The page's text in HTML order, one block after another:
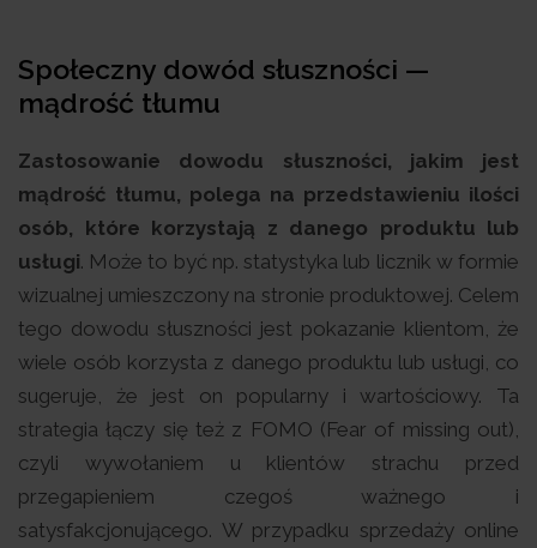
Społeczny dowód słuszności —
mądrość tłumu
Zastosowanie dowodu słuszności, jakim jest
mądrość tłumu, polega na przedstawieniu ilości
osób, które korzystają z danego produktu lub
usługi. Może to być np. statystyka lub licznik w formie
wizualnej umieszczony na stronie produktowej. Celem
tego dowodu słuszności jest pokazanie klientom, że
wiele osób korzysta z danego produktu lub usługi, co
sugeruje, że jest on popularny i wartościowy. Ta
strategia łączy się też z FOMO (Fear of missing out),
czyli wywołaniem u klientów strachu przed
przegapieniem czegoś ważnego i
satysfakcjonującego. W przypadku sprzedaży online